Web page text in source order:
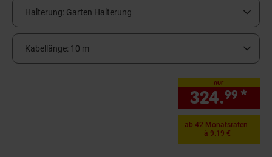
Halterung: Garten Halterung
Kabellänge: 10 m
nur
324.99 *
ab 42 Monatsraten
à 9.19 €